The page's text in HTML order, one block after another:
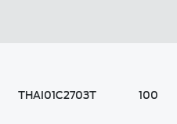
THAI01C2703T 100